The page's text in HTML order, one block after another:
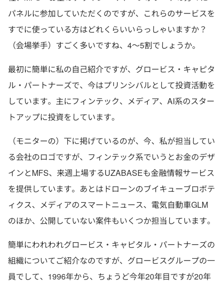
パネルに参加していただくのですが、これらのサービスを
すでに使っている方はどれくらいいらっしゃいますか？
（会場挙手）すごく多いですね、4～5割でしょうか。
最初に簡単に私の自己紹介ですが、グロービス・キャピタ
ル・パートナーズで、今はプリンシバルとして投資活動を
しています。主にフィンテック、メディア、AI系のスター
トアップに投資をしています。
（モニターの）下に掲げているのが、今、私が担当してい
る会社のロゴですが、フィンテック系でいうとお金のデザ
インとMFS、来週上場するUZABASEも金融情報サービス
を提供しています。あとはドローンのブイキューブロボテ
ィクス、メディアのスマートニュース、電気自動車GLM
のほか、公開していない案件もいくつか担当しています。
簡単にわれわれグロービス・キャピタル・パートナーズの
組織についてご紹介なのですが、グロービスグループの一
員でして、1996年から、ちょうど今年20年目ですが20年